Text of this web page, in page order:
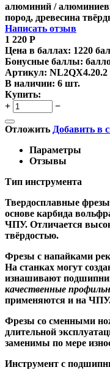
алюминий /
пород, древесина
Написать отзыв
1 220 Р
Цена в баллах: 1220
Бонусные баллы:
Артикул: NL2QX4.20.2
В наличии: 6 шт.
Купить:
+
−
Отложить Добавить в
Параметры
Отзывы
Тип инструмента
Твердосплавные фрезы
основе карбида
ЧПУ. Отличается
твёрдостью.
Фрезы с напайками
На станках могут
изнашивают
качественные
применяются и на
Фрезы со сменными
длительной
заменимы по мере
Инструмент с